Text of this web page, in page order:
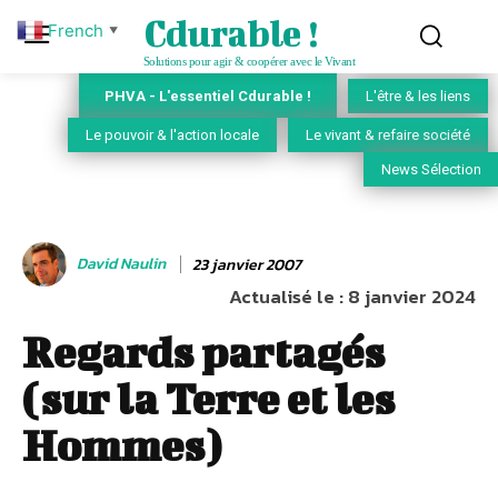
Cdurable !
Solutions pour agir & coopérer avec le Vivant
PHVA - L'essentiel Cdurable ! L'être & les liens
Le pouvoir & l'action locale Le vivant & refaire société
News Sélection
David Naulin 23 janvier 2007
Actualisé le :8 janvier 2024
Regards partagés
(sur la Terre et les
Hommes)
French ▼